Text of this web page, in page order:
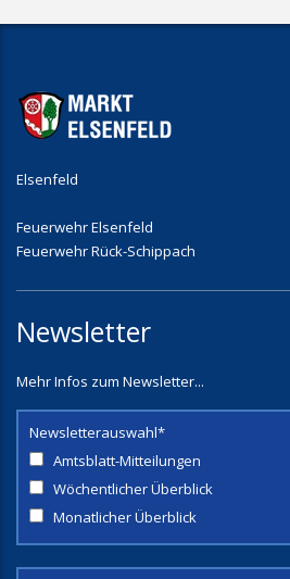
Elsenfeld
Feuerwehr Elsenfeld
Feuerwehr Rück-Schippach
Newsletter
Mehr Infos zum Newsletter...
Newsletterauswahl*
Amtsblatt-Mitteilungen
Wöchentlicher Überblick
Monatlicher Überblick